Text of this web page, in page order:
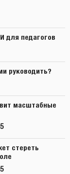
для педагогов
руководить?
масштабные
стереть